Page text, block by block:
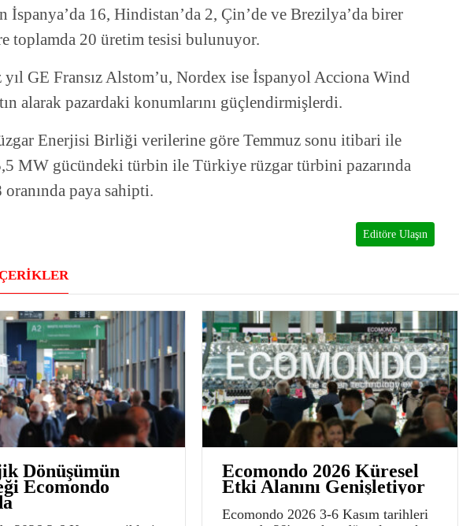
İspanya’da 16, Hindistan’da 2, Çin’de ve Brezilya’da birer
toplamda 20 üretim tesisi bulunuyor.
GE Fransız Alstom’u, Nordex ise İspanyol Acciona Wind
alarak pazardaki konumlarını güçlendirmişlerdi.
Enerjisi Birliği verilerine göre Temmuz sonu itibari ile
MW gücündeki türbin ile Türkiye rüzgar türbini pazarında
paya sahipti.
Editöre Ulaşın
Dönüşümün
Ecomondo
Ecomondo 2026 Küresel
Etki Alanını Genişletiyor
Ecomondo 2026 3-6 Kasım tarihleri